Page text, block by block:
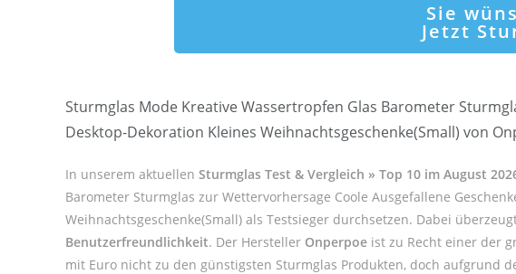
Sie
Jetzt
Sturmglas Mode Kreative Wassertropfen Glas Barometer
Desktop-Dekoration Kleines Weihnachtsgeschenke(Small) von
In unserem aktuellen Sturmglas Test & Vergleich » Top 10 im August
Barometer Sturmglas zur Wettervorhersage Coole Ausgefallene
Weihnachtsgeschenke(Small) als Testsieger durchsetzen. Dabei
Benutzerfreundlichkeit. Der Hersteller Onperpoe ist zu Recht einer der
mit Euro nicht zu den günstigsten Sturmglas Produkten, doch aufgrund